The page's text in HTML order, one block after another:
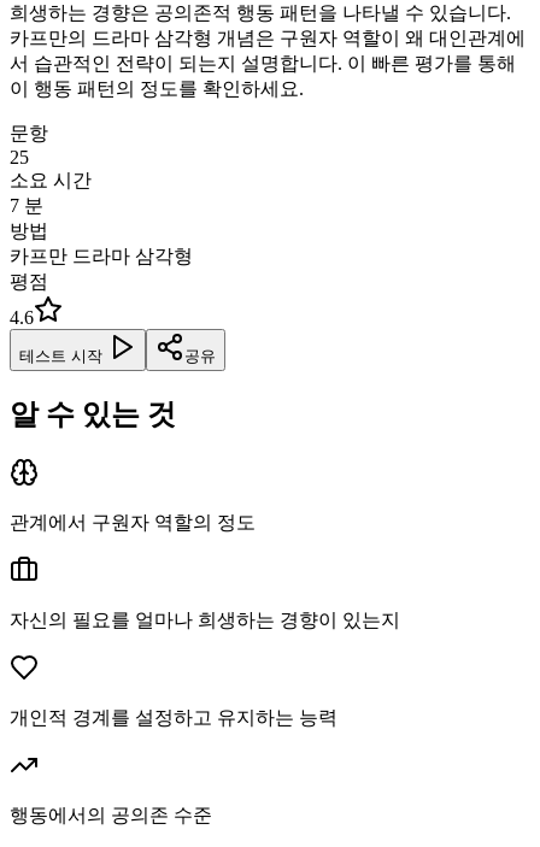
희생하는 경향은 공의존적 행동 패턴을 나타낼 수 있습니다.
카프만의 드라마 삼각형 개념은 구원자 역할이 왜 대인관계에
서 습관적인 전략이 되는지 설명합니다. 이 빠른 평가를 통해
이 행동 패턴의 정도를 확인하세요.
문항
25
소요 시간
7 분
방법
카프만 드라마 삼각형
평점
4.6
테스트 시작 공유
알 수 있는 것
관계에서 구원자 역할의 정도
자신의 필요를 얼마나 희생하는 경향이 있는지
개인적 경계를 설정하고 유지하는 능력
행동에서의 공의존 수준